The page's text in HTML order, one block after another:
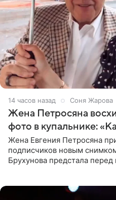
14 часов назад Соня Жарова
Жена Петросяна
фото в купальнике:
Жена Евгения Петросяна
подписчиков новым
Брухунова предстала